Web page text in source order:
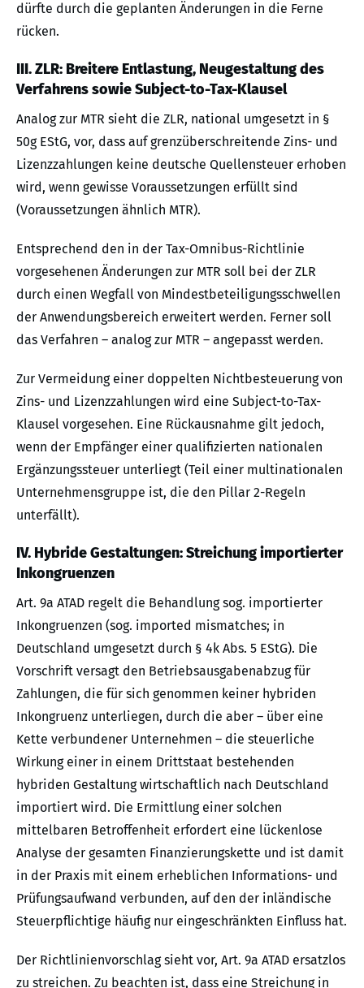
dürfte durch die geplanten Änderungen in die Ferne
rücken.
III. ZLR: Breitere Entlastung, Neugestaltung des
Verfahrens sowie Subject-to-Tax-Klausel
Analog zur MTR sieht die ZLR, national umgesetzt in §
50g EStG, vor, dass auf grenzüberschreitende Zins- und
Lizenzzahlungen keine deutsche Quellensteuer erhoben
wird, wenn gewisse Voraussetzungen erfüllt sind
(Voraussetzungen ähnlich MTR).
Entsprechend den in der Tax-Omnibus-Richtlinie
vorgesehenen Änderungen zur MTR soll bei der ZLR
durch einen Wegfall von Mindestbeteiligungsschwellen
der Anwendungsbereich erweitert werden. Ferner soll
das Verfahren – analog zur MTR – angepasst werden.
Zur Vermeidung einer doppelten Nichtbesteuerung von
Zins- und Lizenzzahlungen wird eine Subject-to-Tax-
Klausel vorgesehen. Eine Rückausnahme gilt jedoch,
wenn der Empfänger einer qualifizierten nationalen
Ergänzungssteuer unterliegt (Teil einer multinationalen
Unternehmensgruppe ist, die den Pillar 2-Regeln
unterfällt).
IV. Hybride Gestaltungen: Streichung importierter
Inkongruenzen
Art. 9a ATAD regelt die Behandlung sog. importierter
Inkongruenzen (sog. imported mismatches; in
Deutschland umgesetzt durch § 4k Abs. 5 EStG). Die
Vorschrift versagt den Betriebsausgabenabzug für
Zahlungen, die für sich genommen keiner hybriden
Inkongruenz unterliegen, durch die aber – über eine
Kette verbundener Unternehmen – die steuerliche
Wirkung einer in einem Drittstaat bestehenden
hybriden Gestaltung wirtschaftlich nach Deutschland
importiert wird. Die Ermittlung einer solchen
mittelbaren Betroffenheit erfordert eine lückenlose
Analyse der gesamten Finanzierungskette und ist damit
in der Praxis mit einem erheblichen Informations- und
Prüfungsaufwand verbunden, auf den der inländische
Steuerpflichtige häufig nur eingeschränkten Einfluss hat.
Der Richtlinienvorschlag sieht vor, Art. 9a ATAD ersatzlos
zu streichen. Zu beachten ist, dass eine Streichung in